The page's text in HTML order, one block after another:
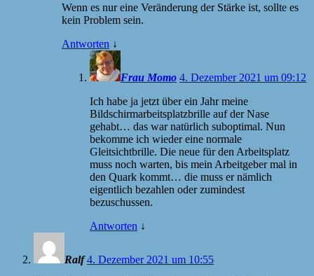
Wenn es nur eine Veränderung der Stärke ist, sollte es
kein Problem sein.
Antworten ↓
Frau Momo 4. Dezember 2021 um 09:12
Ich habe ja jetzt über ein Jahr meine
Bildschirmarbeitsplatzbrille auf der Nase
gehabt… das war natürlich suboptimal. Nun
bekomme ich wieder eine normale
Gleitsichtbrille. Die neue für den Arbeitsplatz
muss noch warten, bis mein Arbeitgeber mal in
den Quark kommt… die muss er nämlich
eigentlich bezahlen oder zumindest
bezuschussen.
Antworten ↓
Ralf 4. Dezember 2021 um 10:55